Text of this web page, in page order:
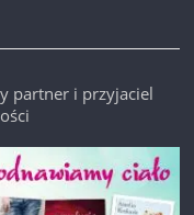
partner i przyjaciel